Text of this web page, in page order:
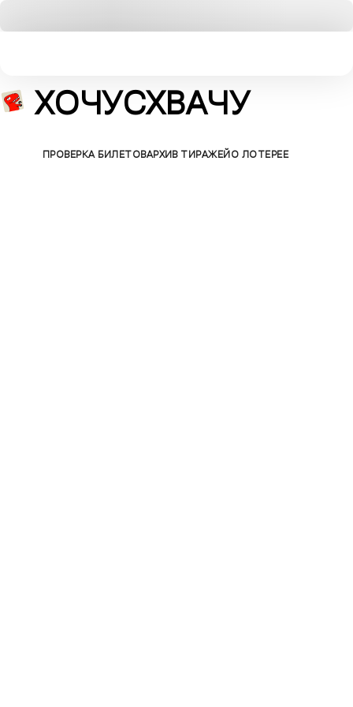
ХОЧУСХВАЧУ
ПРОВЕРКА БИЛЕТОВАРХИВ ТИРАЖЕЙ О ЛОТЕРЕЕ